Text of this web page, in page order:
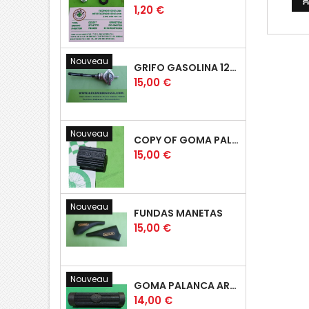
Prix
1,20 €
Nouveau GRIFO GASOLINA 12MM
Prix
15,00 €
Nouveau COPY OF GOMA PALANCA CAMBIO DE MARCHAS GOMA PEDAL CAMBIO MARCHAS
Prix
15,00 €
Nouveau FUNDAS MANETAS
Prix
15,00 €
Nouveau GOMA PALANCA ARRANQUE OSSA RUBBER KICK START PEDAL
Prix
14,00 €